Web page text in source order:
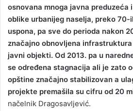
osnovana mnoga javna preduzeća
oblike urbanijeg naselja, preko
uspona, pa sve do perioda nakon
značajno obnovljena
javni objekti. Od 2013. pa u
se određena stagnacija ali je zato
opštine značajno stabilizovan a
projekte premašila su cifru od 20
načelnik Dragosavljević.